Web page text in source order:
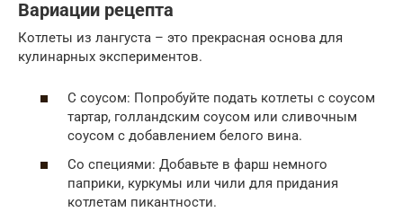
Вариации рецепта
Котлеты из лангуста – это прекрасная основа для
кулинарных экспериментов.
С соусом: Попробуйте подать котлеты с соусом
тартар, голландским соусом или сливочным
соусом с добавлением белого вина.
Со специями: Добавьте в фарш немного
паприки, куркумы или чили для придания
котлетам пикантности.